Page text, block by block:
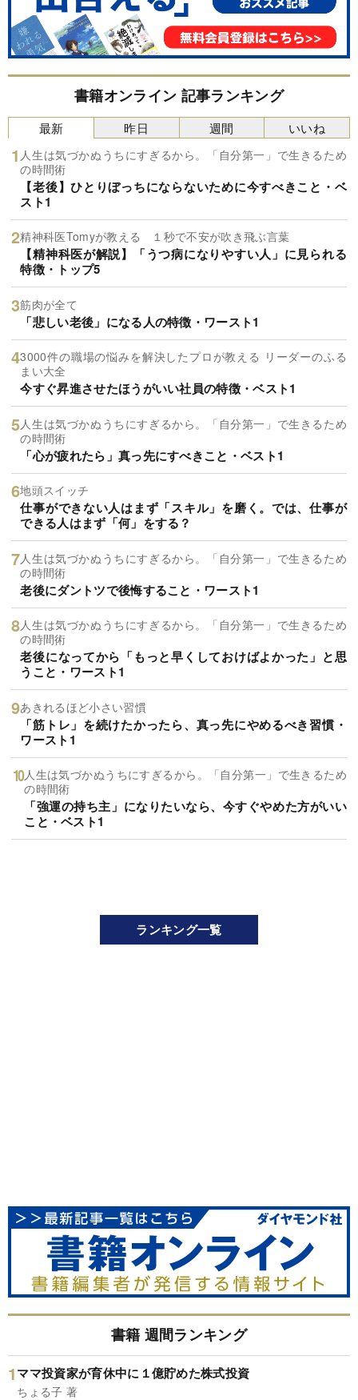
書籍オンライン 記事ランキング
最新
人生は気づかぬうちにすぎるから。「自分第一」で生きるため
の時間術
【老後】ひとりぼっちにならないために今すべきこと・ベ
スト1
精神科医Tomyが教える １秒で不安が吹き飛ぶ言葉
【精神科医が解説】「うつ病になりやすい人」に見られる
特徴・トップ5
筋肉が全て
「悲しい老後」になる人の特徴・ワースト1
3000件の職場の悩みを解決したプロが教える リーダーのふる
まい大全
今すぐ昇進させたほうがいい社員の特徴・ベスト1
人生は気づかぬうちにすぎるから。「自分第一」で生きるため
の時間術
「心が疲れたら」真っ先にすべきこと・ベスト1
地頭スイッチ
仕事ができない人はまず「スキル」を磨く。では、仕事が
できる人はまず「何」をする？
人生は気づかぬうちにすぎるから。「自分第一」で生きるため
の時間術
老後にダントツで後悔すること・ワースト1
人生は気づかぬうちにすぎるから。「自分第一」で生きるため
の時間術
老後になってから「もっと早くしておけばよかった」と思
うこと・ワースト1
あきれるほど小さい習慣
「筋トレ」を続けたかったら、真っ先にやめるべき習慣・
ワースト1
人生は気づかぬうちにすぎるから。「自分第一」で生きるため
の時間術
「強運の持ち主」になりたいなら、今すぐやめた方がいい
こと・ベスト1
昨日 週間 いいね
ランキング一覧
書籍 週間ランキング
ママ投資家が育休中に１億貯めた株式投資
ちょる子 著